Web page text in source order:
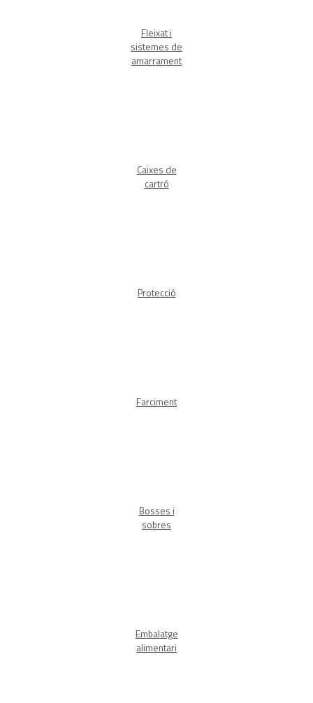
Fleixat i
sistemes de
amarrament
Caixes de
cartró
Protecció
Farciment
Bosses i
sobres
Embalatge
alimentari